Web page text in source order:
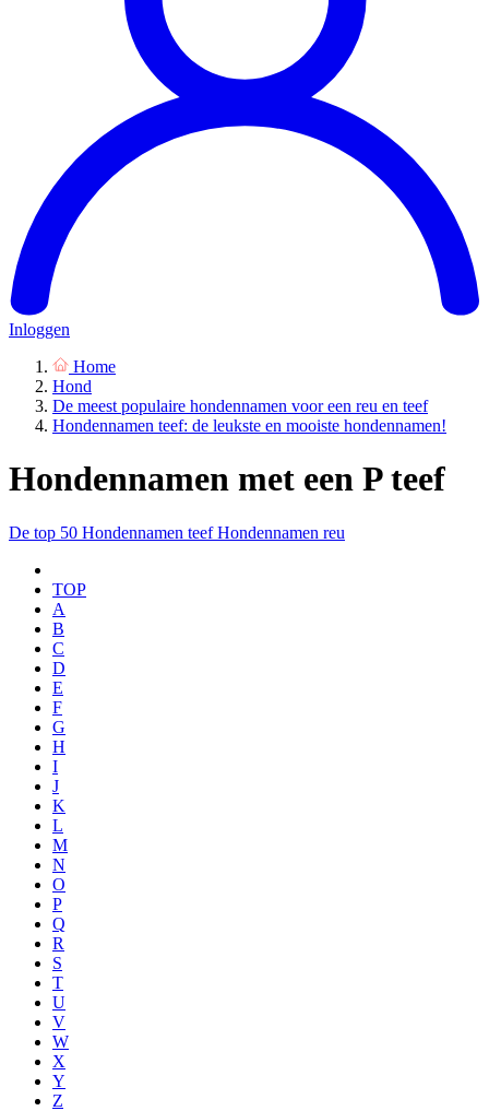
Inloggen
Home
Hond
De meest populaire hondennamen voor een reu en teef
Hondennamen teef: de leukste en mooiste hondennamen!
Hondennamen met een P teef
De top 50 Hondennamen teefHondennamen reu
TOP
A
B
C
D
E
F
G
H
I
J
K
L
M
N
O
P
Q
R
S
T
U
V
W
X
Y
Z